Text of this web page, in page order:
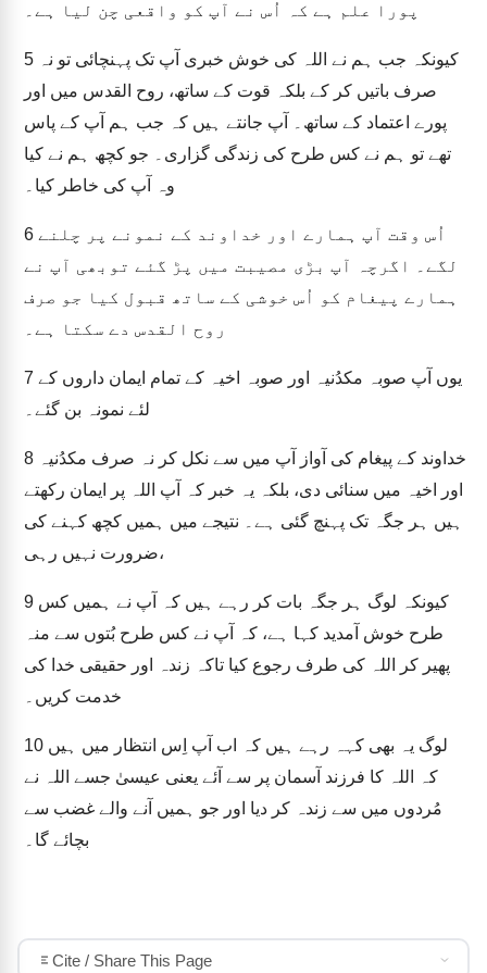
پورا علم ہے کہ اُس نے آپ کو واقعی چن لیا ہے۔
5
صرف باتیں کر کے بلکہ قوت کے ساتھ، روح القدس میں اور
پورے اعتماد کے ساتھ۔ آپ جانتے ہیں کہ جب ہم آپ کے پاس
تھے تو ہم نے کس طرح کی زندگی گزاری۔ جو کچھ ہم نے کیا
وہ آپ کی خاطر کیا۔
6
لگے۔ اگرچہ آپ بڑی مصیبت میں پڑ گئے توبھی آپ نے
ہمارے پیغام کو اُس خوشی کے ساتھ قبول کیا جو صرف
روح القدس دے سکتا ہے۔
7
لئے نمونہ بن گئے۔
8
اور اخیہ میں سنائی دی، بلکہ یہ خبر کہ آپ اللہ پر ایمان رکھتے
ہیں ہر جگہ تک پہنچ گئی ہے۔ نتیجے میں ہمیں کچھ کہنے کی
ضرورت نہیں رہی،
9
طرح خوش آمدید کہا ہے، کہ آپ نے کس طرح بُتوں سے منہ
پھیر کر اللہ کی طرف رجوع کیا تاکہ زندہ اور حقیقی خدا کی
خدمت کریں۔
10
کہ اللہ کا فرزند آسمان پر سے آئے یعنی عیسیٰ جسے اللہ نے
مُردوں میں سے زندہ کر دیا اور جو ہمیں آنے والے غضب سے
بچائے گا۔
Cite / Share This Page